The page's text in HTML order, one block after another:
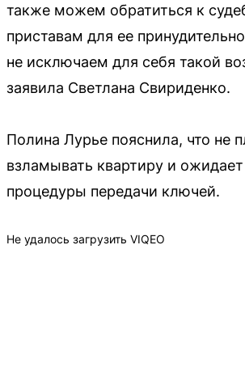
также можем обратиться к
приставам для ее
не исключаем для себя такой
заявила Светлана Свириденко.
Полина Лурье пояснила, что не
взламывать квартиру и
процедуры передачи ключей.
Не удалось загрузить VIQEO